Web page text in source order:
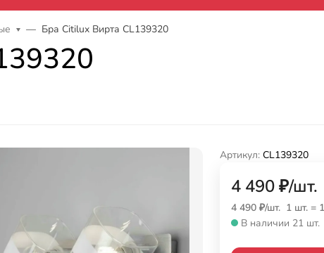
Бра Citilux Вирта CL139320
Артикул: CL139320
4 490₽/шт.
4 490 ₽/шт. 1 шт.= 1
В наличии 21 шт.